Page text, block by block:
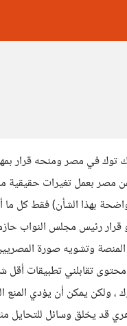
مصر بعمل تغيرات حقيقية
بهذا الشأن) فقط كل
رئيس مجلس النواب
وتشويه صورة
تقابلني تطبيقات أقل
ولكن يمكن أن يؤدي المنع